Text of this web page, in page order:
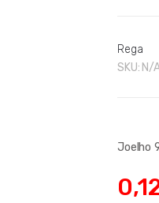
Rega
SKU: N/
Joelho